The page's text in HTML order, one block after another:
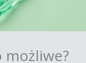
możliwe?